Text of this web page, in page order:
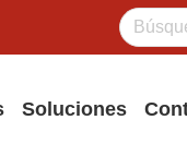
Soluciones